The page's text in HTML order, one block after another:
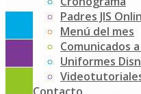
Padres JIS
Menú del mes
Comunicados
Uniformes
Línea ética
Política de
Directorio
Escuela para Padres
Padres JIS Online
Exalumnos